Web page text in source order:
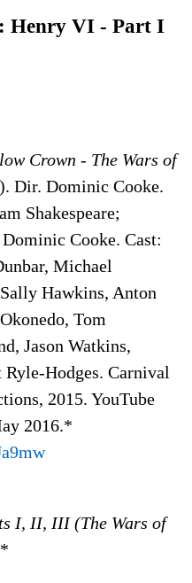
Henry VI - Part I
Crown - The Wars of
). Dir. Dominic Cooke.
Shakespeare;
Cooke. Cast:
Michael
Hawkins, Anton
Tom
Jason Watkins,
Ryle-Hodges. Carnival
2015. YouTube
2016.*
I, II, III (The Wars of